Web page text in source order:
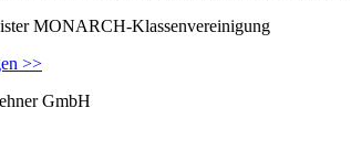
MONARCH-Klassenvereinigung
>>
GmbH